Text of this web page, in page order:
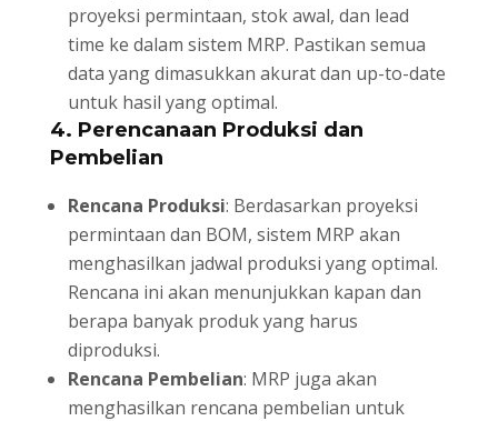
proyeksi permintaan, stok awal, dan lead
time ke dalam sistem MRP. Pastikan semua
data yang dimasukkan akurat dan up-to-date
untuk hasil yang optimal.
4. Perencanaan Produksi dan
Pembelian
Rencana Produksi: Berdasarkan proyeksi
permintaan dan BOM, sistem MRP akan
menghasilkan jadwal produksi yang optimal.
Rencana ini akan menunjukkan kapan dan
berapa banyak produk yang harus
diproduksi.
Rencana Pembelian: MRP juga akan
menghasilkan rencana pembelian untuk